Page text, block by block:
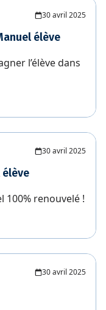
30 avril 2025
élève
l’élève dans
30 avril 2025
élève
100% renouvelé !
30 avril 2025